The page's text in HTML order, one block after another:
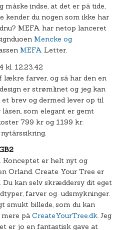
måske indse, at det er på tide,
kender du nogen som ikke har
MEFA har netop lanceret
Mencke og
MEFA Letter.
farver, og så har den en
er strømlinet og jeg kan
brev og dermed lever op til
som elegant er gemt
799 kr og 1199 kr.
Konceptet er helt nyt og
Orland. Create Your Tree er
kan selv skræddersy dit eget
farver og udsmykninger.
smukt billede, som du kan
på CreateYourTree.dk. Jeg
er jo en fantastisk gave at